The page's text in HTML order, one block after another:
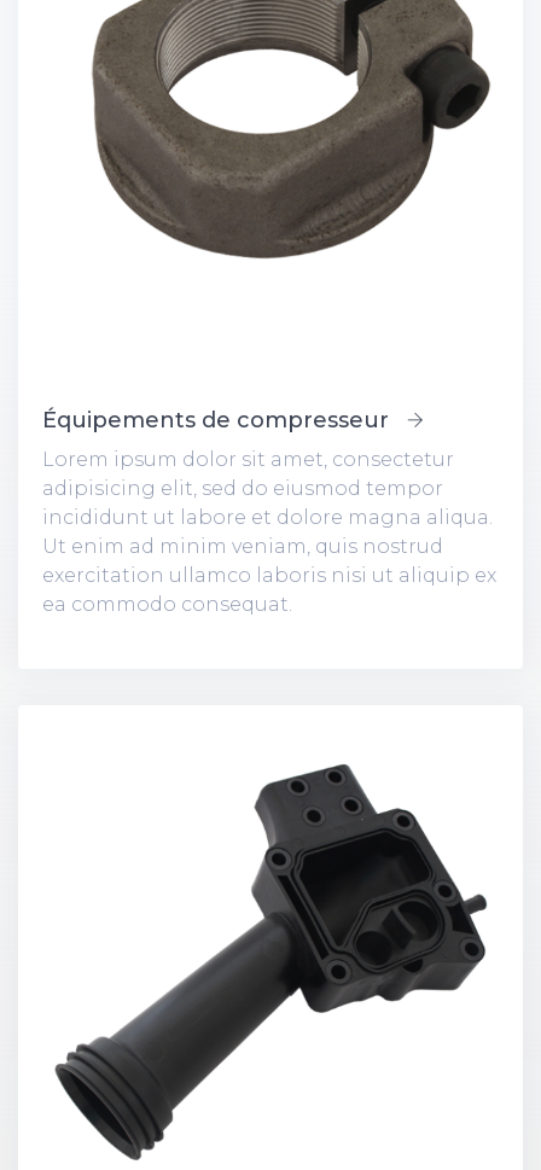
Équipements de compresseur
Lorem ipsum dolor sit amet, consectetur
adipisicing elit, sed do eiusmod tempor
incididunt ut labore et dolore magna aliqua.
Ut enim ad minim veniam, quis nostrud
exercitation ullamco laboris nisi ut aliquip ex
ea commodo consequat.